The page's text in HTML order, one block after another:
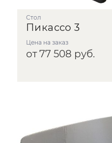
стол
Пикассо 3
Цена на заказ
от 77 508 руб.